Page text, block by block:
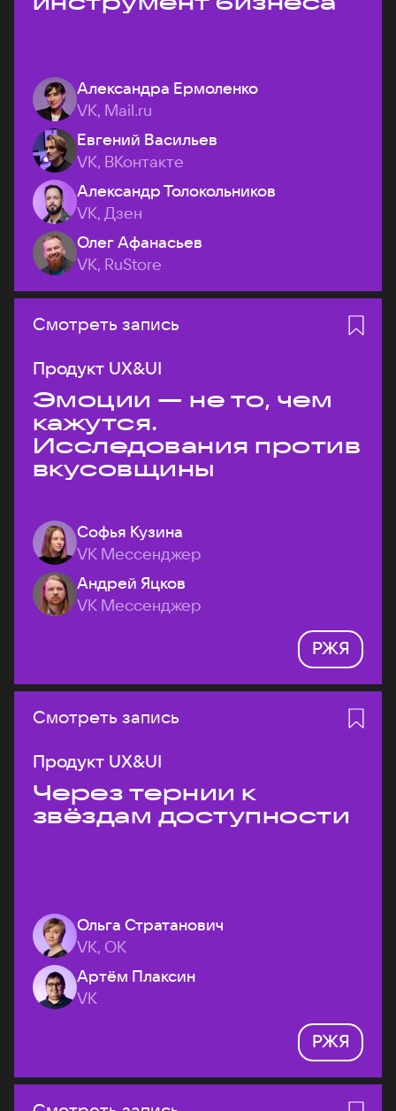
Александра Ермоленко
VK, Mail.ru
Евгений Васильев
VK, ВКонтакте
Александр Толокольников
VK, Дзен
Олег Афанасьев
VK, RuStore
Смотреть запись
Продукт UX&UI
Эмоции — не то, чем
кажутся.
Исследования против
вкусовщины
Софья Кузина
VK Мессенджер
Андрей Яцков
VK Мессенджер
РЖЯ
Смотреть запись
Продукт UX&UI
Через тернии к
звёздам доступности
Ольга Стратанович
VK, ОК
Артём Плаксин
VK
РЖЯ